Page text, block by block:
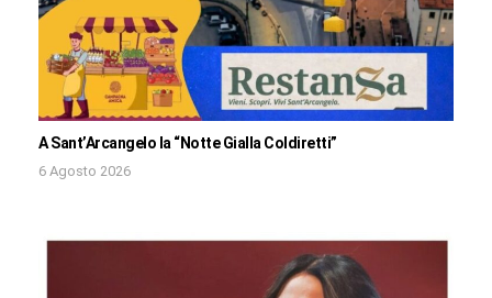
A Sant’Arcangelo la “Notte Gialla Coldiretti”
6 Agosto 2026